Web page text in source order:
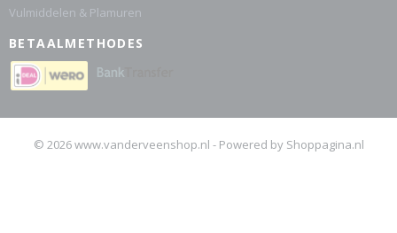
Vulmiddelen & Plamuren
BETAALMETHODES
© 2026 www.vanderveenshop.nl - Powered by Shoppagina.nl